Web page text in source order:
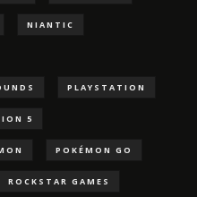
NIANTIC
PLAYSTATION
5
POKÉMON GO
ROCKSTAR GAMES